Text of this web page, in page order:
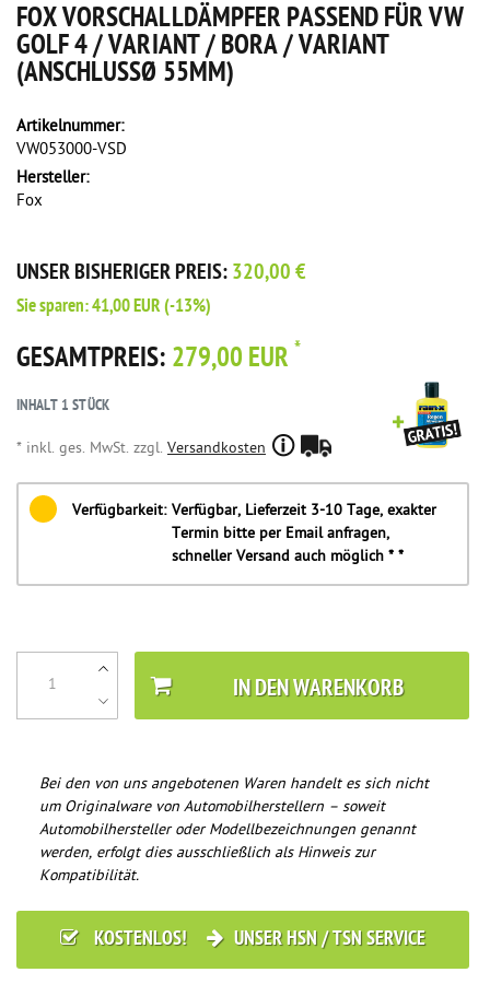
FOX VORSCHALLDÄMPFER PASSEND FÜR VW
GOLF 4 / VARIANT / BORA / VARIANT
(ANSCHLUSSØ 55MM)
Artikelnummer:
VW053000-VSD
Hersteller:
Fox
UNSER BISHERIGER PREIS:320,00 €
Sie sparen:41,00 EUR(-13%)
GESAMTPREIS: 279,00 EUR *
INHALT 1STÜCK
* inkl. ges. MwSt. zzgl. Versandkosten
Verfügbarkeit: Verfügbar, Lieferzeit 3-10 Tage, exakter
Termin bitte per Email anfragen,
schneller Versand auch möglich * *
IN DEN WARENKORB
Bei den von uns angebotenen Waren handelt es sich nicht
um Originalware von Automobilherstellern – soweit
Automobilhersteller oder Modellbezeichnungen genannt
werden, erfolgt dies ausschließlich als Hinweis zur
Kompatibilität.
KOSTENLOS! UNSER HSN / TSN SERVICE